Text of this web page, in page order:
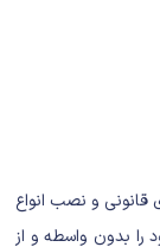
اکانت های قانونی و نصب انواع
بدون واسطه و از